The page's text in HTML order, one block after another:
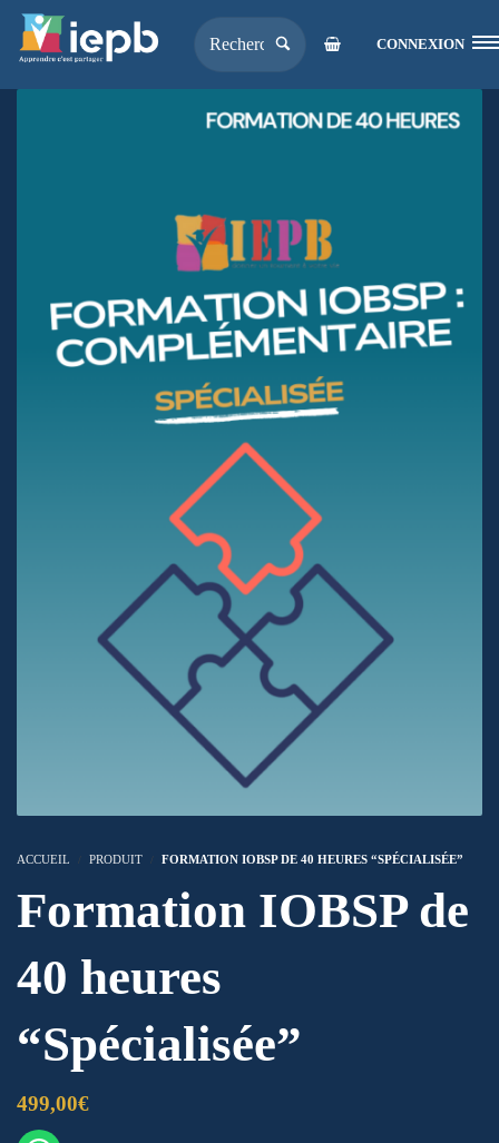
CONNEXION
ACCUEIL PRODUIT FORMATION IOBSP DE 40 HEURES “SPÉCIALISÉE”
Formation IOBSP de
40 heures
“Spécialisée”
499,00€